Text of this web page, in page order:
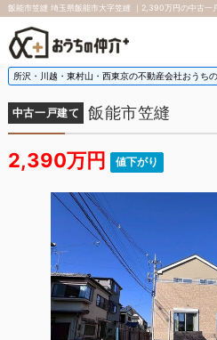
飯能市笠縫 埼玉県飯能市大字笠縫 ｜2,390万円の中古一
所沢・川越・東村山・西東京の不動産会社おうち
中古一戸建て 飯能市笠縫
2,390万円 値下がり